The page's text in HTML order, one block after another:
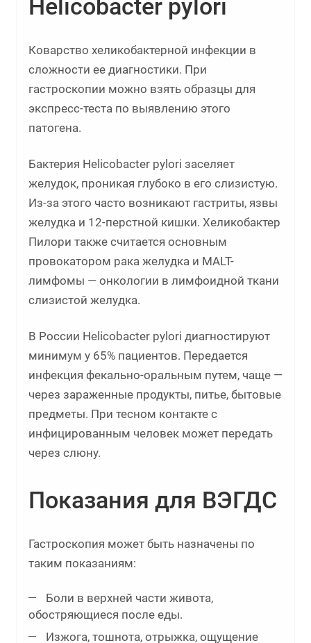
Helicobacter pylori
Коварство хеликобактерной инфекции в
сложности ее диагностики. При
гастроскопии можно взять образцы для
экспресс-теста по выявлению этого
патогена.
Бактерия Helicobacter pylori заселяет
желудок, проникая глубоко в его слизистую.
Из-за этого часто возникают гастриты, язвы
желудка и 12-перстной кишки. Хеликобактер
Пилори также считается основным
провокатором рака желудка и MALT-
лимфомы — онкологии в лимфоидной ткани
слизистой желудка.
В России Helicobacter pylori диагностируют
минимум у 65% пациентов. Передается
инфекция фекально-оральным путем, чаще —
через зараженные продукты, питье, бытовые
предметы. При тесном контакте с
инфицированным человек может передать
через слюну.
Показания для ВЭГДС
Гастроскопия может быть назначены по
таким показаниям:
Боли в верхней части живота,
обостряющиеся после еды.
Изжога, тошнота, отрыжка, ощущение